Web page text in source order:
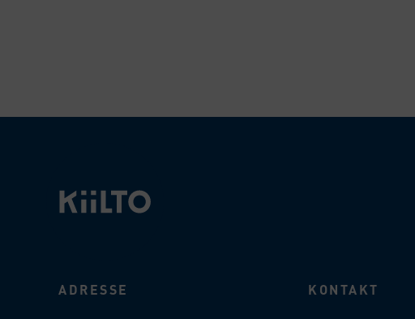
ADRESSE KONTAKT